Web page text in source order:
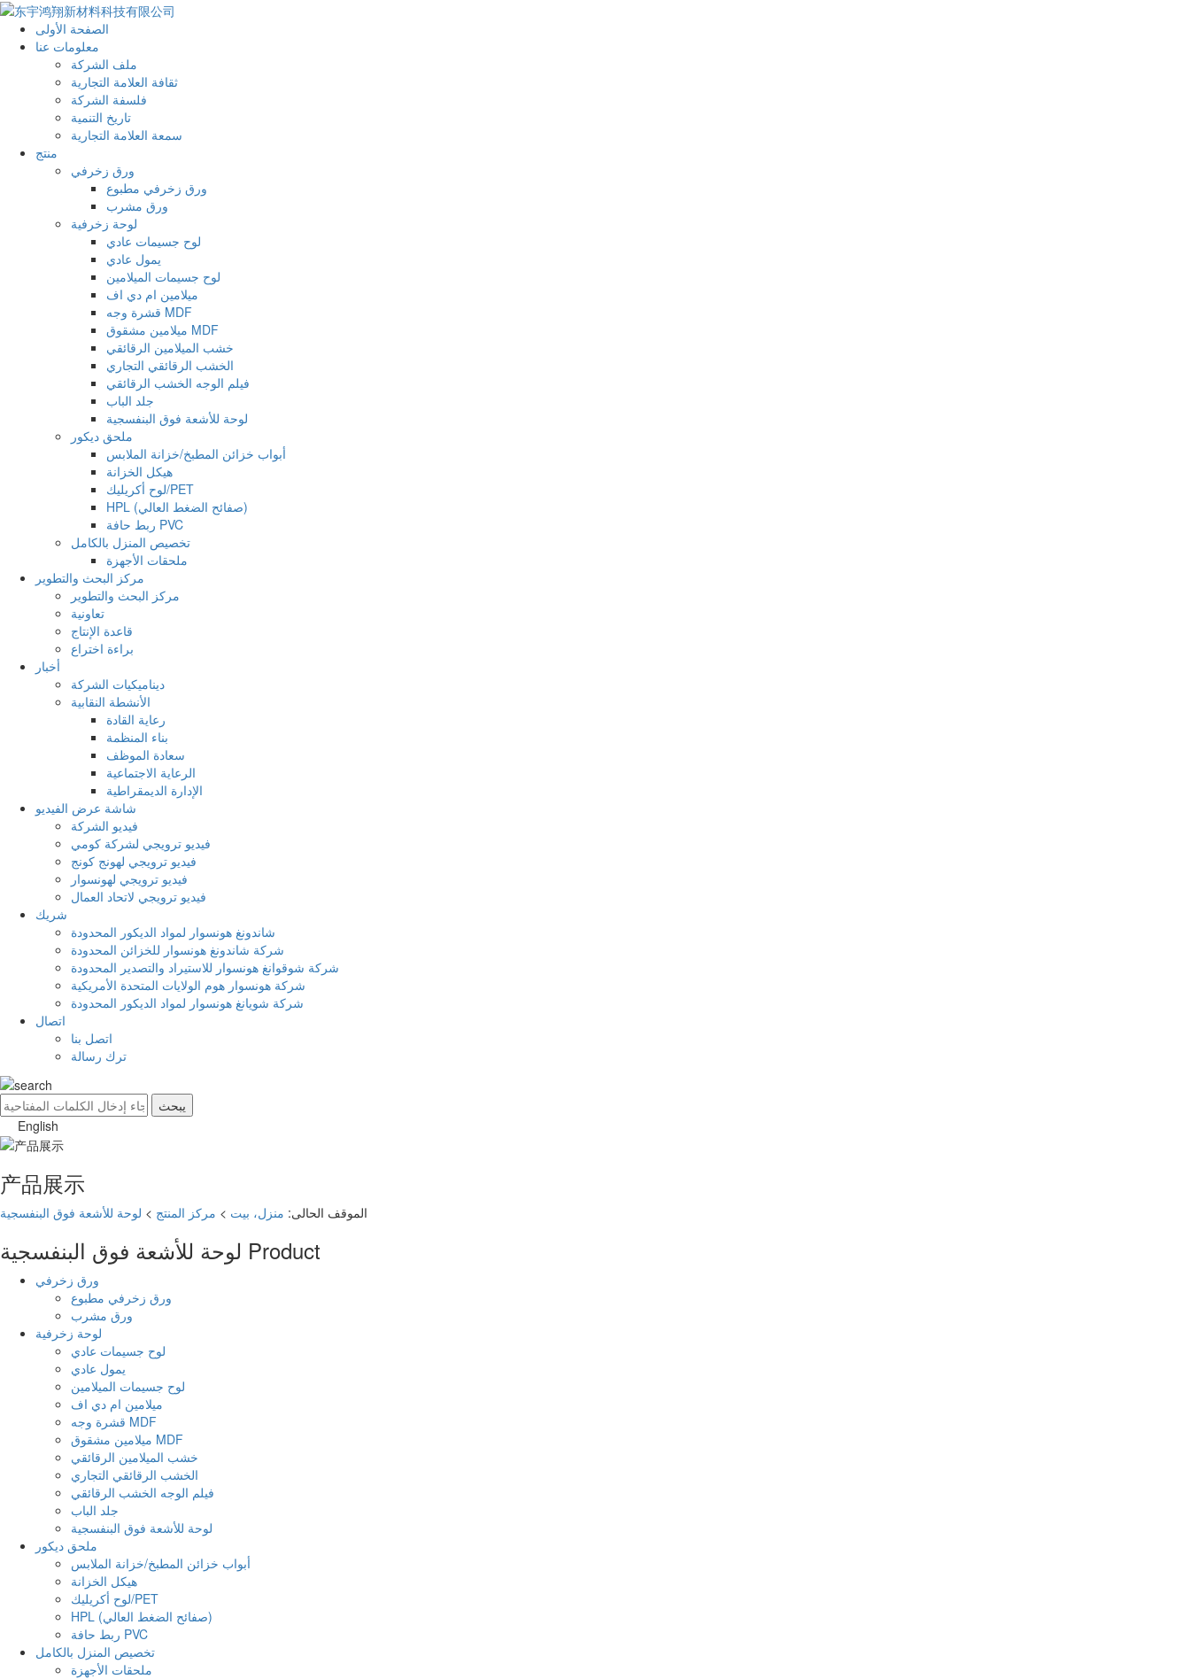
الصفحة الأولى
معلومات عنا
ملف الشركة
ثقافة العلامة التجارية
فلسفة الشركة
تاريخ التنمية
سمعة العلامة التجارية
منتج
ورق زخرفي
ورق زخرفي مطبوع
ورق مشرب
لوحة زخرفية
لوح جسيمات عادي
يمول عادي
لوح جسيمات الميلامين
ميلامين ام دي اف
قشرة وجه MDF
ميلامين مشقوق MDF
خشب الميلامين الرقائقي
الخشب الرقائقي التجاري
فيلم الوجه الخشب الرقائقي
جلد الباب
لوحة للأشعة فوق البنفسجية
ملحق ديكور
أبواب خزائن المطبخ/خزانة الملابس
هيكل الخزانة
لوح أكريليك/PET
HPL (صفائح الضغط العالي)
ربط حافة PVC
تخصيص المنزل بالكامل
ملحقات الأجهزة
مركز البحث والتطوير
مركز البحث والتطوير
تعاونية
قاعدة الإنتاج
براءة اختراع
أخبار
ديناميكيات الشركة
الأنشطة النقابية
رعاية القادة
بناء المنظمة
سعادة الموظف
الرعاية الاجتماعية
الإدارة الديمقراطية
شاشة عرض الفيديو
فيديو الشركة
فيديو ترويجي لشركة كومي
فيديو ترويجي لهونج كونج
فيديو ترويجي لهونسوار
فيديو ترويجي لاتحاد العمال
شريك
شاندونغ هونسوار لمواد الديكور المحدودة
شركة شاندونغ هونسوار للخزائن المحدودة
شركة شوقوانغ هونسوار للاستيراد والتصدير المحدودة
شركة هونسوار هوم الولايات المتحدة الأمريكية
شركة شويانغ هونسوار لمواد الديكور المحدودة
اتصال
اتصل بنا
ترك رسالة
English
产品展示
الموقف الحالى: منزل، بيت > مركز المنتج > لوحة للأشعة فوق البنفسجية
Product
ورق زخرفي
ورق زخرفي مطبوع
ورق مشرب
لوحة زخرفية
لوح جسيمات عادي
يمول عادي
لوح جسيمات الميلامين
ميلامين ام دي اف
قشرة وجه MDF
ميلامين مشقوق MDF
خشب الميلامين الرقائقي
الخشب الرقائقي التجاري
فيلم الوجه الخشب الرقائقي
جلد الباب
لوحة للأشعة فوق البنفسجية
ملحق ديكور
أبواب خزائن المطبخ/خزانة الملابس
هيكل الخزانة
لوح أكريليك/PET
HPL (صفائح الضغط العالي)
ربط حافة PVC
تخصيص المنزل بالكامل
ملحقات الأجهزة